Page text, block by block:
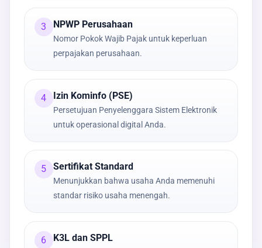
3 NPWP Perusahaan
Nomor Pokok Wajib Pajak untuk keperluan
perpajakan perusahaan.
4 Izin Kominfo (PSE)
Persetujuan Penyelenggara Sistem Elektronik
untuk operasional digital Anda.
5 Sertifikat Standard
Menunjukkan bahwa usaha Anda memenuhi
standar risiko usaha menengah.
6 K3L dan SPPL